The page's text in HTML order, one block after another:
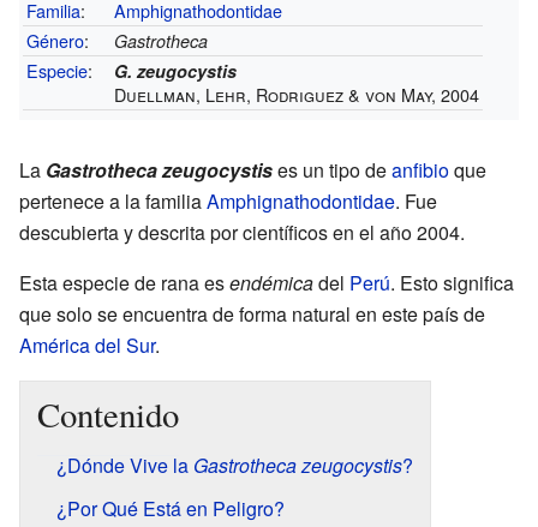
Familia:
Amphignathodontidae
Género: Gastrotheca
Especie: G. zeugocystis
Duellman, Lehr, Rodriguez & von May, 2004
La Gastrotheca zeugocystises un tipo deanfibioque
pertenece a la familiaAmphignathodontidae. Fue
descubierta y descrita por científicos en el año 2004.
Esta especie de rana esendémicadel Perú. Esto significa
que solo se encuentra de forma natural en este país de
América del Sur.
Contenido
¿Dónde Vive la Gastrotheca zeugocystis?
¿Por Qué Está en Peligro?